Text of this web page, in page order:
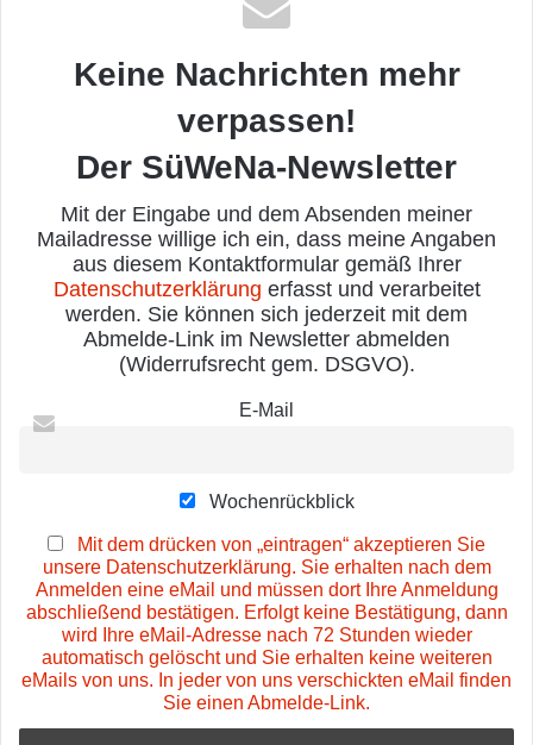
Keine Nachrichten mehr
verpassen!
Der SüWeNa-Newsletter
Mit der Eingabe und dem Absenden meiner
Mailadresse willige ich ein, dass meine Angaben
aus diesem Kontaktformular gemäß Ihrer
Datenschutzerklärung erfasst und verarbeitet
werden. Sie können sich jederzeit mit dem
Abmelde-Link im Newsletter abmelden
(Widerrufsrecht gem. DSGVO).
E-Mail
Wochenrückblick
Mit dem drücken von „eintragen“ akzeptieren Sie
unsere Datenschutzerklärung. Sie erhalten nach dem
Anmelden eine eMail und müssen dort Ihre Anmeldung
abschließend bestätigen. Erfolgt keine Bestätigung, dann
wird Ihre eMail-Adresse nach 72 Stunden wieder
automatisch gelöscht und Sie erhalten keine weiteren
eMails von uns. In jeder von uns verschickten eMail finden
Sie einen Abmelde-Link.